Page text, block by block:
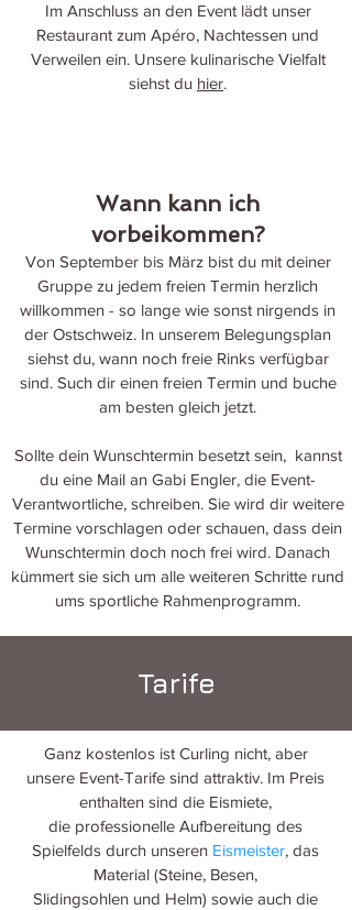
Im Anschluss an den Event lädt unser
Restaurant zum Apéro, Nachtessen und
Verweilen ein. Unsere kulinarische Vielfalt
siehst du hier.
Wann kann ich
vorbeikommen?
Von September bis März bist du mit deiner
Gruppe zu jedem freien Termin herzlich
willkommen - so lange wie sonst nirgends in
der Ostschweiz. In unserem Belegungsplan
siehst du, wann noch freie Rinks verfügbar
sind. Such dir einen freien Termin und buche
am besten gleich jetzt.
Sollte dein Wunschtermin besetzt sein, kannst
du eine Mail an Gabi Engler, die Event-
Verantwortliche, schreiben. Sie wird dir weitere
Termine vorschlagen oder schauen, dass dein
Wunschtermin doch noch frei wird. Danach
kümmert sie sich um alle weiteren Schritte rund
ums sportliche Rahmenprogramm.
Tarife
Ganz kostenlos ist Curling nicht, aber
unsere Event-Tarife sind attraktiv. Im Preis
enthalten sind die Eismiete,
die professionelle Aufbereitung des
Spielfelds durch unseren Eismeister, das
Material (Steine, Besen,
Slidingsohlen und Helm) sowie auch die